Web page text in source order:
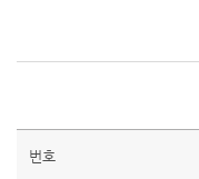
번호